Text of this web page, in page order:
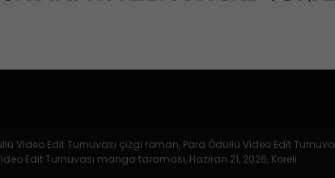
Video Edit Turnuvası çizgi roman, Para Ödüllü Video Edit
Edit Turnuvası manga taraması, Haziran 21, 2026, Koreli